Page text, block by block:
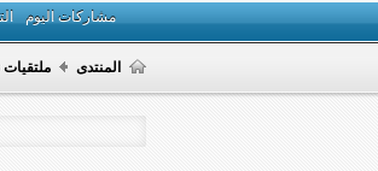
مشاركات اليوم
المنتدى